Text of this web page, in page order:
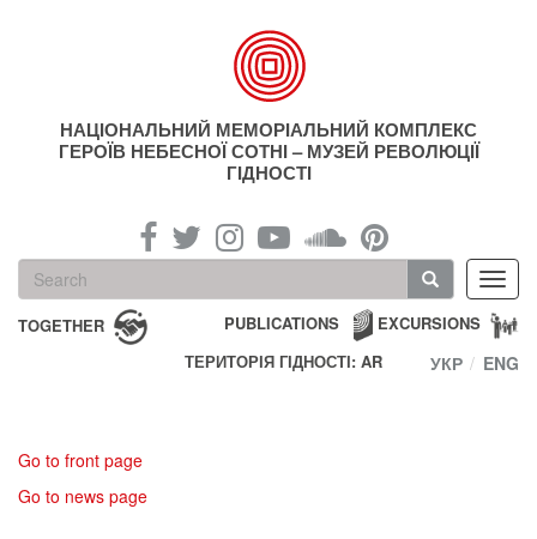
НАЦІОНАЛЬНИЙ МЕМОРІАЛЬНИЙ КОМПЛЕКС
ГЕРОЇВ НЕБЕСНОЇ СОТНІ – МУЗЕЙ РЕВОЛЮЦІЇ
ГІДНОСТІ
Search
form
Search
TOGETHER EXCURSIONS
PUBLICATIONS
ТЕРИТОРІЯ ГІДНОСТІ: AR
УКР ENG
Go to front page
Go to news page